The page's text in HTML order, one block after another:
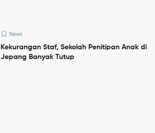
News
Kekurangan Staf, Sekolah Penitipan Anak di
Jepang Banyak Tutup